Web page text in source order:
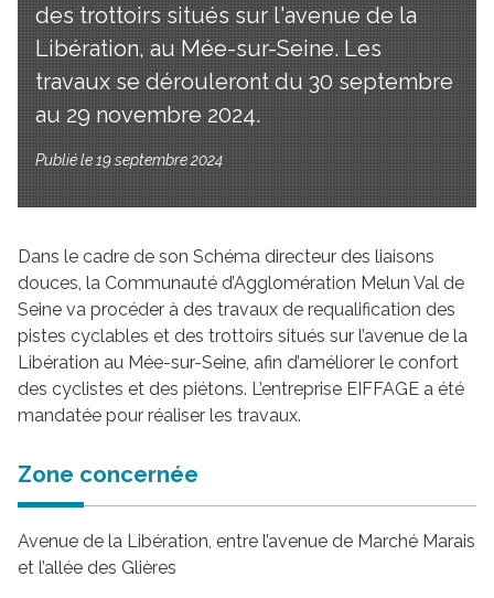
des trottoirs situés sur l'avenue de la
Libération, au Mée-sur-Seine. Les
travaux se dérouleront du 30 septembre
au 29 novembre 2024.
Publié le 19 septembre 2024
Dans le cadre de son Schéma directeur des liaisons
douces, la Communauté d’Agglomération Melun Val de
Seine va procéder à des travaux de requalification des
pistes cyclables et des trottoirs situés sur l’avenue de la
Libération au Mée-sur-Seine, afin d’améliorer le confort
des cyclistes et des piétons. L’entreprise EIFFAGE a été
mandatée pour réaliser les travaux.
Zone concernée
Avenue de la Libération, entre l’avenue de Marché Marais
et l’allée des Glières